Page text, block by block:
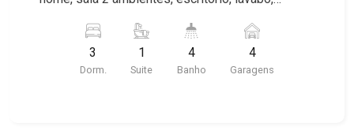
varanda gourmet com churrasqueira, forno de
pizza e fogão à lenha, SPA, vestiário, quintal,
corredor lateral, jardim, placas fotovoltaica,
3
Dorm.
1
Suite
4
Banho
4
Garagens